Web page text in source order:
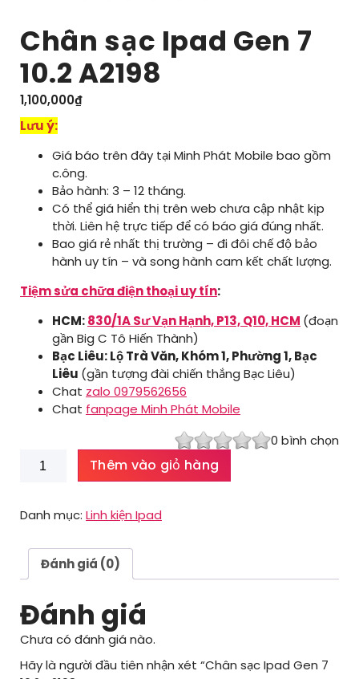
Chân sạc Ipad Gen 7
10.2 A2198
1,100,000₫
Lưu ý:
Giá báo trên đây tại Minh Phát Mobile bao gồm
c.ông.
Bảo hành: 3 – 12 tháng.
Có thể giá hiển thị trên web chưa cập nhật kịp
thời. Liên hệ trực tiếp để có báo giá đúng nhất.
Bao giá rẻ nhất thị trường – đi đôi chế độ bảo
hành uy tín – và song hành cam kết chất lượng.
Tiệm sửa chữa điện thoại uy tín:
HCM:830/1A Sư Vạn Hạnh, P13, Q10, HCM (đoạn
gần Big C Tô Hiến Thành)
Bạc Liêu: Lộ Trà Văn, Khóm 1, Phường 1, Bạc
Liêu (gần tượng đài chiến thắng Bạc Liêu)
Chat zalo 0979562656
Chat fanpage Minh Phát Mobile
0 bình chọn
Chân
Gen
10.2
A2198
số
lượng
Thêm vào giỏ hàng
Danh mục: Linh kiện Ipad
Đánh giá (0)
Đánh giá
Chưa có đánh giá nào.
Hãy là người đầu tiên nhận xét “Chân sạc Ipad Gen 7